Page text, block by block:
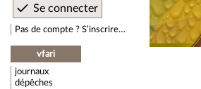
Pas de compte ? S’inscrire…
vfari
journaux
dépêches